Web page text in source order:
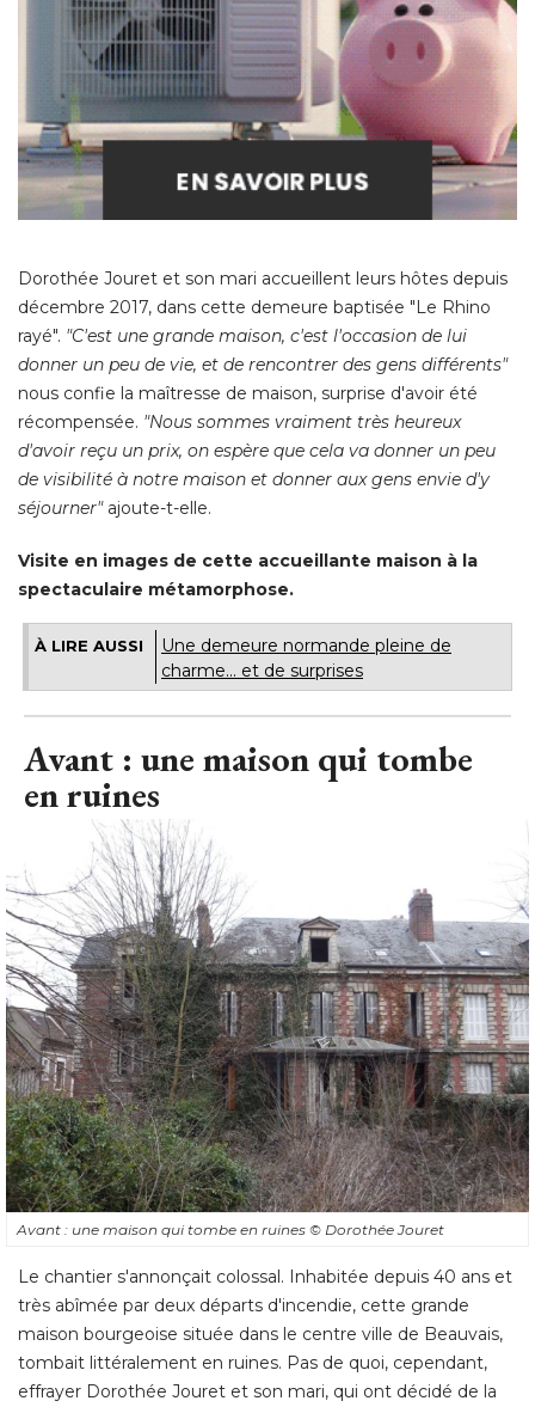
Dorothée Jouret et son mari accueillent leurs hôtes depuis
décembre 2017, dans cette demeure baptisée "Le Rhino
rayé". "C'est une grande maison, c'est l'occasion de lui
nous confie la maîtresse de maison, surprise d'avoir été
récompensée. "Nous sommes vraiment très heureux
d'avoir reçu un prix, on espère que cela va donner un peu
de visibilité à notre maison et donner aux gens envie d'y
séjourner" ajoute-t-elle.
Visite en images de cette accueillante maison à la
spectaculaire métamorphose.
charme... et de surprises
Avant : une maison qui tombe
en ruines
Avant : une maison qui tombe en ruines© Dorothée Jouret
Le chantier s'annonçait colossal. Inhabitée depuis 40 ans et
très abîmée par deux départs d'incendie, cette grande
maison bourgeoise située dans le centre ville de Beauvais,
effrayer Dorothée Jouret et son mari, qui ont décidé de la
racheter pour s'y installer et ouvrir des chambres d'hôtes.
y avait énormément à refaire"avoue tout de même
Dorothée Jouret. "La maison était fermée depuis très
longtemps, elle avait été squattée, l'intérieur avait